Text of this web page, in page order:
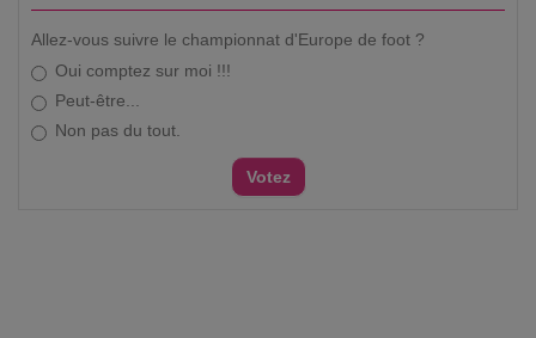
Allez-vous suivre le championnat d'Europe de foot ?
Oui comptez sur moi !!!
Peut-être...
Non pas du tout.